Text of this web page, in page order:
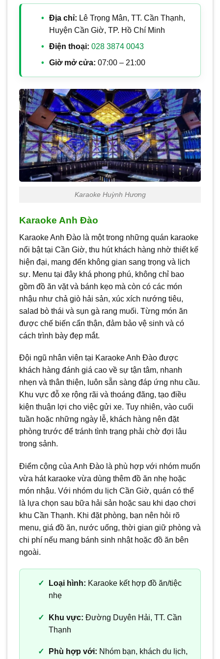
Địa chỉ: Lê Trọng Mân, TT. Cần Thạnh,
Huyện Cần Giờ, TP. Hồ Chí Minh
Điện thoại: 028 3874 0043
Giờ mở cửa: 07:00 – 21:00
Karaoke Huỳnh Hương
Karaoke Anh Đào
Karaoke Anh Đào là một trong những quán karaoke
nổi bật tại Cần Giờ, thu hút khách hàng nhờ thiết kế
hiện đại, mang đến không gian sang trọng và lịch
sự. Menu tại đây khá phong phú, không chỉ bao
gồm đồ ăn vặt và bánh kẹo mà còn có các món
nhậu như chả giò hải sản, xúc xích nướng tiêu,
salad bò thái và sụn gà rang muối. Từng món ăn
được chế biến cẩn thận, đảm bảo vệ sinh và có
cách trình bày đẹp mắt.
Đội ngũ nhân viên tại Karaoke Anh Đào được
khách hàng đánh giá cao về sự tận tâm, nhanh
nhẹn và thân thiện, luôn sẵn sàng đáp ứng nhu cầu.
Khu vực đỗ xe rộng rãi và thoáng đãng, tạo điều
kiện thuận lợi cho việc gửi xe. Tuy nhiên, vào cuối
tuần hoặc những ngày lễ, khách hàng nên đặt
phòng trước để tránh tình trạng phải chờ đợi lâu
trong sảnh.
Điểm cộng của Anh Đào là phù hợp với nhóm muốn
vừa hát karaoke vừa dùng thêm đồ ăn nhẹ hoặc
món nhậu. Với nhóm du lịch Cần Giờ, quán có thể
là lựa chọn sau bữa hải sản hoặc sau khi dạo chơi
khu Cần Thạnh. Khi đặt phòng, bạn nên hỏi rõ
menu, giá đồ ăn, nước uống, thời gian giữ phòng và
chi phí nếu mang bánh sinh nhật hoặc đồ ăn bên
ngoài.
Loại hình: Karaoke kết hợp đồ ăn/tiệc
nhẹ
Khu vực: Đường Duyên Hải, TT. Cần
Thạnh
Phù hợp với: Nhóm bạn, khách du lịch,